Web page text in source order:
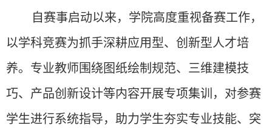
自赛事启动以来，学院高度重视备赛工作，
以学科竞赛为抓手深耕应用型、创新型人才培
养。专业教师围绕图纸绘制规范、三维建模技
巧、产品创新设计等内容开展专项集训，对参赛
学生进行系统指导，助力学生夯实专业技能、突